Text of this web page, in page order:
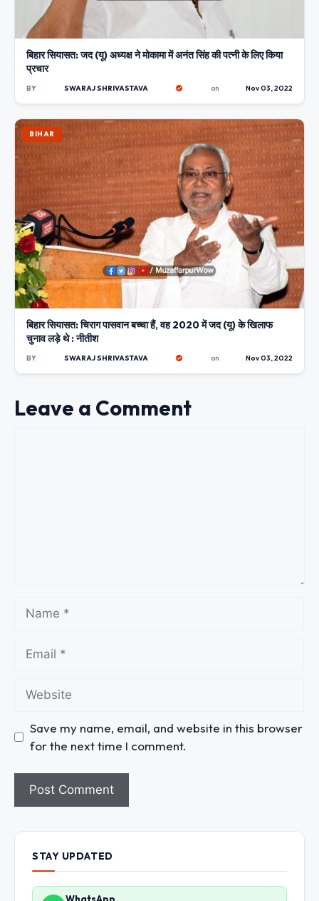
बिहार सियासत: जद (यू) अध्यक्ष ने मोकामा में अनंत सिंह की पत्नी के लिए किया
प्रचार
BY SWARAJ SHRIVASTAVA on Nov 03, 2022
BIHAR
बिहार सियासत: चिराग पासवान बच्चा हैं, वह 2020 में जद (यू) के खिलाफ
चुनाव लड़े थे : नीतीश
BY SWARAJ SHRIVASTAVA on Nov 03, 2022
Leave a Comment
Save my name, email, and website in this browser
for the next time I comment.
STAY UPDATED